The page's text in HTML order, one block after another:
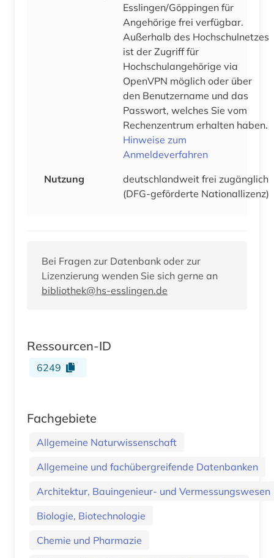
Esslingen/Göppingen für
Angehörige frei verfügbar.
Außerhalb des Hochschulnetzes
ist der Zugriff für
Hochschulangehörige via
OpenVPN möglich oder über
den Benutzername und das
Passwort, welches Sie vom
Rechenzentrum erhalten haben.
Hinweise zum
Anmeldeverfahren
Nutzung
deutschlandweit frei zugänglich
(DFG-geförderte Nationallizenz)
Bei Fragen zur Datenbank oder zur
Lizenzierung wenden Sie sich gerne an
bibliothek@hs-esslingen.de
Ressourcen-ID
6249
Fachgebiete
Allgemeine Naturwissenschaft
Allgemeine und fachübergreifende Datenbanken
Architektur, Bauingenieur- und Vermessungswesen
Biologie, Biotechnologie
Chemie und Pharmazie